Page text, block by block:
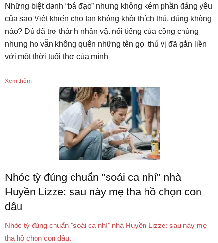
Những biệt danh “bá đạo” nhưng không kém phần đáng yêu
của sao Việt khiến cho fan không khỏi thích thú, đúng không
nào? Dù đã trở thành nhân vật nổi tiếng của công chúng
nhưng họ vẫn không quên những tên gọi thú vị đã gắn liền
với một thời tuổi thơ của mình.
Xem thêm
Nhóc tỳ đúng chuẩn "soái ca nhí" nhà
Huyền Lizze: sau này mẹ tha hồ chọn con
dâu
Nhóc tỳ đúng chuẩn "soái ca nhí" nhà Huyền Lizze: sau này mẹ
tha hồ chọn con dâu.